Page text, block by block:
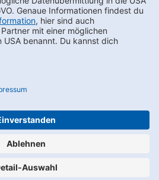
Impressum
Settings